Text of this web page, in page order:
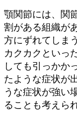
顎関節には、関
割がある組織が
方にずれてしま
カクカクといっ
しても引っかか
たような症状が
うな症状が強い
ることも考えら